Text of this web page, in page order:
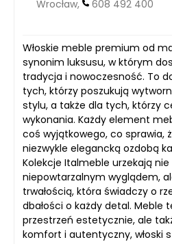
Wrocław,
608 492 400
Włoskie meble premium od
synonim luksusu, w którym
tradycja i nowoczesność. To
tych, którzy poszukują
stylu, a także dla tych, którzy
wykonania. Każdy element
coś wyjątkowego, co sprawia,
niezwykle elegancką ozdobą
Kolekcje Italmeble urzekają
niepowtarzalnym wyglądem,
trwałością, która świadczy o
dbałości o każdy detal. Meble
przestrzeń estetycznie, ale
komfort i autentyczny, włoski